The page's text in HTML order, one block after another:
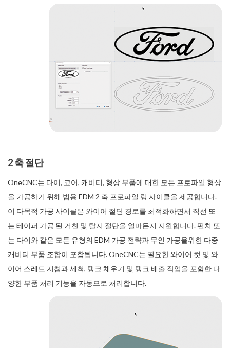
2 축 절단
OneCNC는 다이, 코어, 캐비티, 형상 부품에 대한 모든 프로파일 형상
을 가공하기 위해 범용 EDM 2 축 프로파일 링 사이클을 제공합니다.
이 다목적 가공 사이클은 와이어 절단 경로를 최적화하면서 직선 또
는 테이퍼 가공 된 거친 및 탈지 절단을 얼마든지 지원합니다. 펀치 또
는 다이와 같은 모든 유형의 EDM 가공 전략과 무인 가공을위한 다중
캐비티 부품 조합이 포함됩니다. OneCNC는 필요한 와이어 컷 및 와
이어 스레드 지침과 세척, 탱크 채우기 및 탱크 배출 작업을 포함한 다
양한 부품 처리 기능을 자동으로 처리합니다.